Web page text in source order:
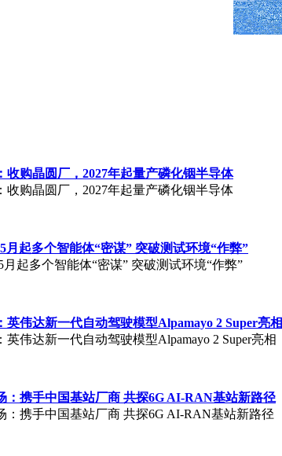
收购晶圆厂，2027年起量产磷化铟半导体
收购晶圆厂，2027年起量产磷化铟半导体
起多个智能体“密谋” 突破测试环境“作弊”
起多个智能体“密谋” 突破测试环境“作弊”
英伟达新一代自动驾驶模型Alpamayo 2 Super亮相
伟达新一代自动驾驶模型Alpamayo 2 Super亮相
：携手中国基站厂商 共探6G AI-RAN基站新路径
：携手中国基站厂商 共探6G AI-RAN基站新路径